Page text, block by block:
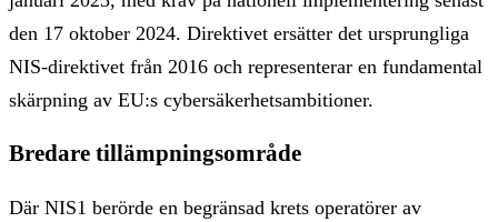
den 17 oktober 2024. Direktivet ersätter det ursprungliga
NIS-direktivet från 2016 och representerar en fundamental
skärpning av EU:s cybersäkerhetsambitioner.
Bredare tillämpningsområde
Där NIS1 berörde en begränsad krets operatörer av